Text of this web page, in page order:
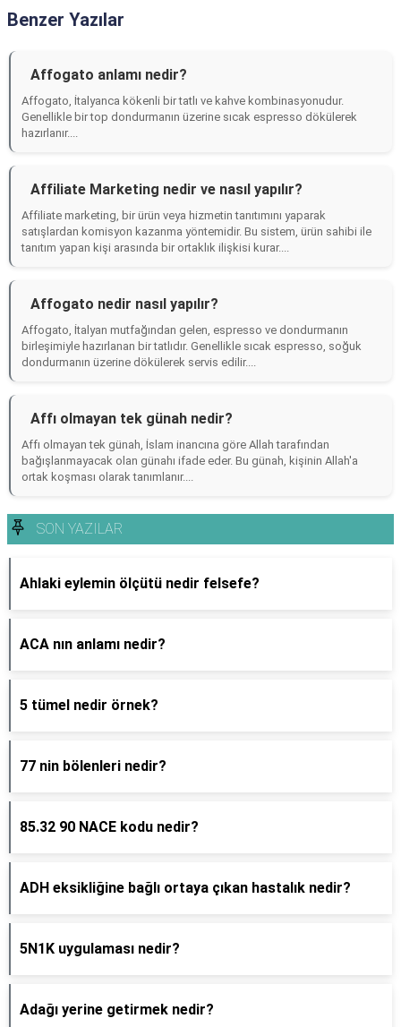
Benzer Yazılar
Affogato anlamı nedir?
Affogato, İtalyanca kökenli bir tatlı ve kahve kombinasyonudur.
Genellikle bir top dondurmanın üzerine sıcak espresso dökülerek
hazırlanır....
Affiliate Marketing nedir ve nasıl yapılır?
Affiliate marketing, bir ürün veya hizmetin tanıtımını yaparak
satışlardan komisyon kazanma yöntemidir. Bu sistem, ürün sahibi ile
tanıtım yapan kişi arasında bir ortaklık ilişkisi kurar....
Affogato nedir nasıl yapılır?
Affogato, İtalyan mutfağından gelen, espresso ve dondurmanın
birleşimiyle hazırlanan bir tatlıdır. Genellikle sıcak espresso, soğuk
dondurmanın üzerine dökülerek servis edilir....
Affı olmayan tek günah nedir?
Affı olmayan tek günah, İslam inancına göre Allah tarafından
bağışlanmayacak olan günahı ifade eder. Bu günah, kişinin Allah'a
ortak koşması olarak tanımlanır....
SON YAZILAR
Ahlaki eylemin ölçütü nedir felsefe?
ACA nın anlamı nedir?
5 tümel nedir örnek?
77 nin bölenleri nedir?
85.32 90 NACE kodu nedir?
ADH eksikliğine bağlı ortaya çıkan hastalık nedir?
5N1K uygulaması nedir?
Adağı yerine getirmek nedir?